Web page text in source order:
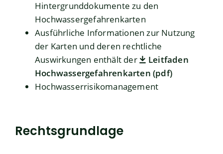
Hintergrunddokumente zu den
Hochwassergefahrenkarten
Ausführliche Informationen zur Nutzung
der Karten und deren rechtliche
Auswirkungen enthält der
Leitfaden
Hochwassergefahrenkarten (pdf)
Hochwasserrisikomanagement
Rechtsgrundlage